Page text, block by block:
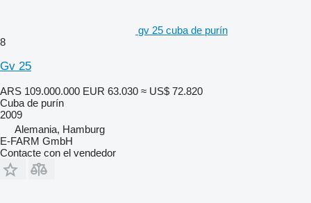
gv 25 cuba de purín
8
Gv 25
ARS 109.000.000 EUR 63.030 ≈ US$ 72.820
Cuba de purín
2009
Alemania, Hamburg
E-FARM GmbH
Contacte con el vendedor